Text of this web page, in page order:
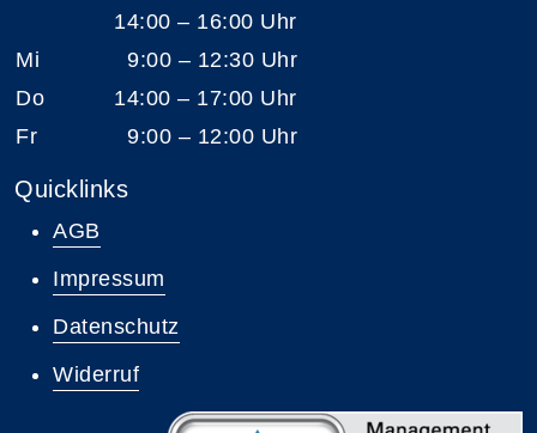
14:00 – 16:00 Uhr
Mi
9:00 – 12:30 Uhr
Do
14:00 – 17:00 Uhr
Fr
9:00 – 12:00 Uhr
Quicklinks
AGB
Impressum
Datenschutz
Widerruf